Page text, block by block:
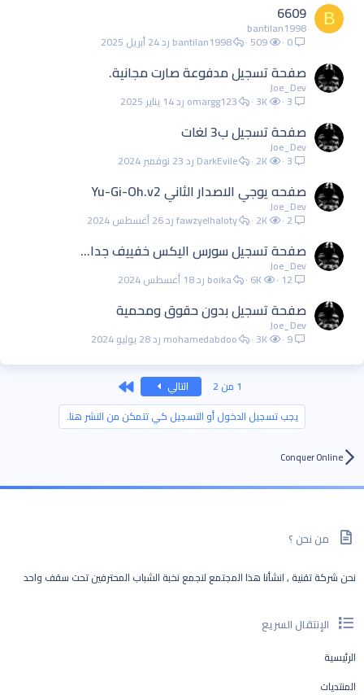
B
6609
bantilan1998
0
509 24 أبريل 2025 bantilan1998
صفحة تسجيل مدفوعة صارت مجانية.
Joe_Dev
3
3K 14 يناير 2025 omargg123
صفحة تسجيل ب3 لغات
Joe_Dev
3
2K 23 نوفمبر 2024 DarkEvile
صفحه يوجي الاصدار الثاني Yu-Gi-Oh.v2
Joe_Dev
2
2K 26 أغسطس 2024 fawzyelhaloty
صفحة تسجيل سورس اليكس خفييف جدا...
Joe_Dev
12
6K 18 أغسطس 2024 boika
صفحة تسجيل بدون حقوق ومحمية
Joe_Dev
9
3K 28 يوليو 2024 mohamedabdoo
1 من 2 التالي
الاخير
يجب تسجيل الدخول أو التسجيل كي تتمكن من النشر هنا.
Conquer Online
من نحن ؟
نحن شركة تقنية , انشأنا هذا المجتمع لنجمع نخبة الشباب المحترفين تحت سقف واحد
الإنتقال السريع
الرئيسية
المنتديات